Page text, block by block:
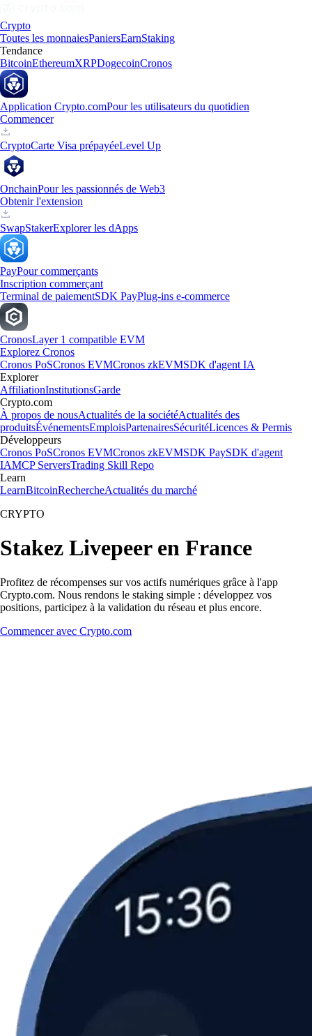
Crypto
Toutes les monnaiesPaniersEarnStaking
Tendance
BitcoinEthereumXRPDogecoinCronos
Application Crypto.comPour les utilisateurs du quotidien
Commencer
CryptoCarte Visa prépayéeLevel Up
OnchainPour les passionnés de Web3
Obtenir l'extension
SwapStakerExplorer les dApps
PayPour commerçants
Inscription commerçant
Terminal de paiementSDK PayPlug-ins e-commerce
CronosLayer 1 compatible EVM
Explorez Cronos
Cronos PoSCronos EVMCronos zkEVMSDK d'agent IA
Explorer
AffiliationInstitutionsGarde
Crypto.com
À propos de nousActualités de la sociétéActualités des
produitsÉvénementsEmploisPartenairesSécuritéLicences & Permis
Développeurs
Cronos PoSCronos EVMCronos zkEVMSDK PaySDK d'agent
IAMCP ServersTrading Skill Repo
Learn
LearnBitcoinRechercheActualités du marché
CRYPTO
Stakez Livepeer en France
Profitez de récompenses sur vos actifs numériques grâce à l'app
Crypto.com. Nous rendons le staking simple : développez vos
positions, participez à la validation du réseau et plus encore.
Commencer avec Crypto.com